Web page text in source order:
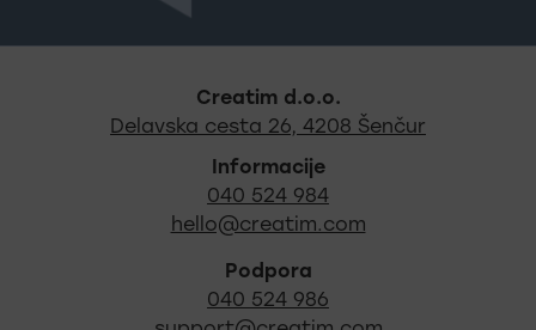
Noga strani - hitre
Creatim d.o.o.
Delavska cesta 26, 4208 Šenčur
Informacije
040 524 984
hello@creatim.com
Podpora
040 524 986